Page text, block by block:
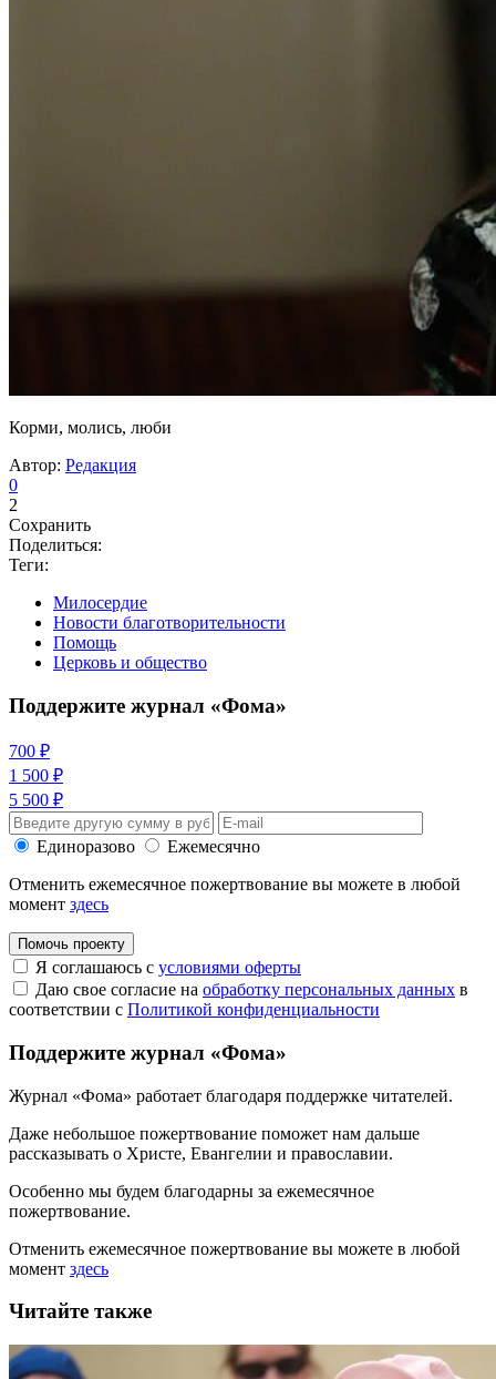
Корми, молись, люби
Автор: Редакция
0
2
Сохранить
Поделиться:
Теги:
Милосердие
Новости благотворительности
Помощь
Церковь и общество
Поддержите журнал «Фома»
700 ₽
1 500 ₽
5 500 ₽
Единоразово
Ежемесячно
Отменить ежемесячное пожертвование вы можете в любой
момент здесь
Помочь проекту
Я соглашаюсь с условиями оферты
Даю свое согласие на обработку персональных данных в
соответствии с Политикой конфиденциальности
Поддержите журнал «Фома»
Журнал «Фома» работает благодаря поддержке читателей.
Даже небольшое пожертвование поможет нам дальше
рассказывать о Христе, Евангелии и православии.
Особенно мы будем благодарны за ежемесячное
пожертвование.
Отменить ежемесячное пожертвование вы можете в любой
момент здесь
Читайте также